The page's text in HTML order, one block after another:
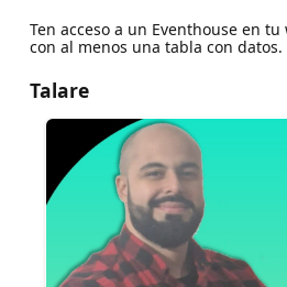
Ten acceso a un Eventhouse en
con al menos una tabla con datos.
Talare